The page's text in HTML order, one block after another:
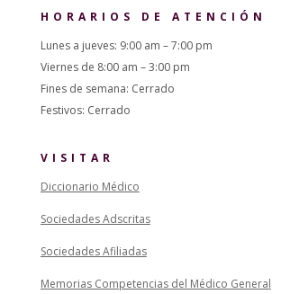
HORARIOS DE ATENCIÓN
Lunes a jueves: 9:00 am – 7:00 pm
Viernes de 8:00 am – 3:00 pm
Fines de semana: Cerrado
Festivos: Cerrado
VISITAR
Diccionario Médico
Sociedades Adscritas
Sociedades Afiliadas
Memorias Competencias del Médico General